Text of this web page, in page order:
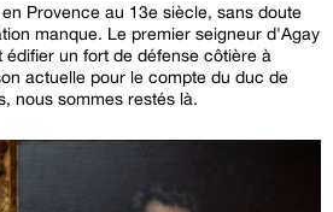
Provence au 13e siècle, sans doute
manque. Le premier seigneur d'Agay
un fort de défense côtière à
actuelle pour le compte du duc de
nous sommes restés là.